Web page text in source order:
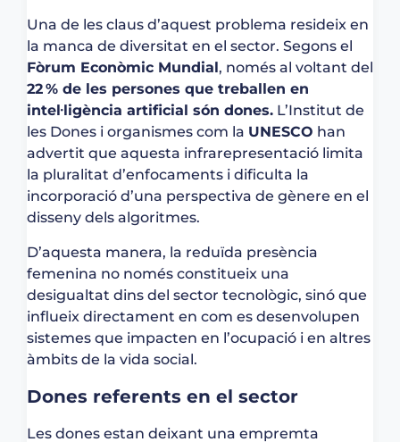
Una de les claus d’aquest problema resideix en
la manca de diversitat en el sector. Segons el
Fòrum Econòmic Mundial, només al voltant del
22 % de les persones que treballen en
intel·ligència artificial són dones. L’Institut de
les Dones i organismes com la UNESCO han
advertit que aquesta infrarepresentació limita
la pluralitat d’enfocaments i dificulta la
incorporació d’una perspectiva de gènere en el
disseny dels algoritmes.
D’aquesta manera, la reduïda presència
femenina no només constitueix una
desigualtat dins del sector tecnològic, sinó que
influeix directament en com es desenvolupen
sistemes que impacten en l’ocupació i en altres
àmbits de la vida social.
Dones referents en el sector
Les dones estan deixant una empremta